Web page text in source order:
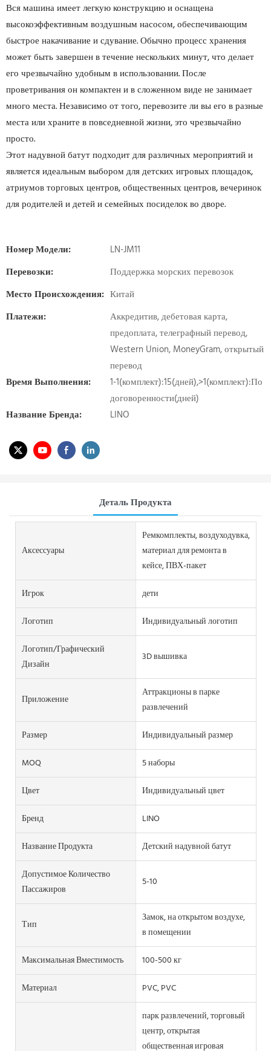
Вся машина имеет легкую конструкцию и оснащена
высокоэффективным воздушным насосом, обеспечивающим
быстрое накачивание и сдувание. Обычно процесс хранения
может быть завершен в течение нескольких минут, что делает
его чрезвычайно удобным в использовании. После
проветривания он компактен и в сложенном виде не занимает
много места. Независимо от того, перевозите ли вы его в разные
места или храните в повседневной жизни, это чрезвычайно
просто.
Этот надувной батут подходит для различных мероприятий и
является идеальным выбором для детских игровых площадок,
атриумов торговых центров, общественных центров, вечеринок
для родителей и детей и семейных посиделок во дворе.
Номер Модели:
LN-JM11
Перевозки:
Поддержка морских перевозок
Место Происхождения: Китай
Платежи:
Аккредитив, дебетовая карта,
предоплата, телеграфный перевод,
Western Union, MoneyGram, открытый
перевод
Время Выполнения:
1-1(комплект):15(дней),>1(комплект):По
договоренности(дней)
Название Бренда:
LINO
Деталь Продукта
Аксессуары
Ремкомплекты, воздуходувка,
материал для ремонта в
кейсе, ПВХ-пакет
Игрок
дети
Логотип
Индивидуальный логотип
Логотип/графический
Дизайн
3D вышивка
Приложение
Аттракционы в парке
развлечений
Размер
Индивидуальный размер
MOQ
5 наборы
Цвет
Индивидуальный цвет
Бренд
LINO
Название Продукта
Детский надувной батут
Допустимое Количество
Пассажиров
5-10
Тип
Замок, на открытом воздухе,
в помещении
Максимальная Вместимость
100-500 кг
Материал
PVC, PVC
парк развлечений, торговый
центр, открытая
общественная игровая